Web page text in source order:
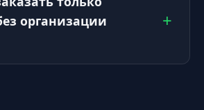
организации